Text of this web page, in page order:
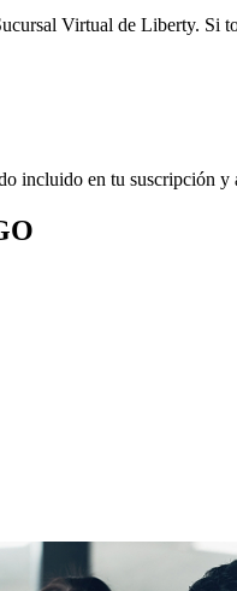
Virtual de Liberty. Si
incluido en tu suscripción